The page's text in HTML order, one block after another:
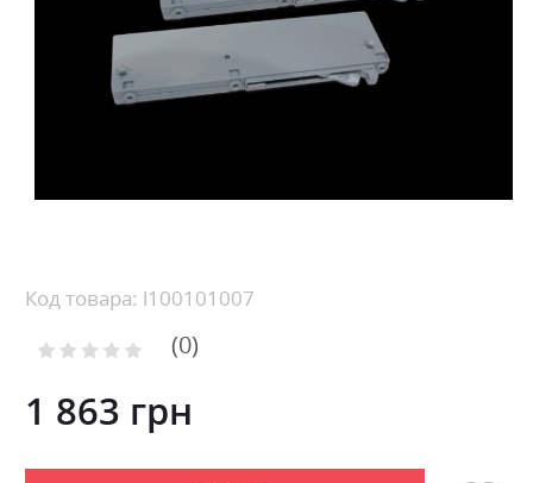
beginning
the
gallery
Код товара: l100101007
Рейтинг: 0
1 863 грн